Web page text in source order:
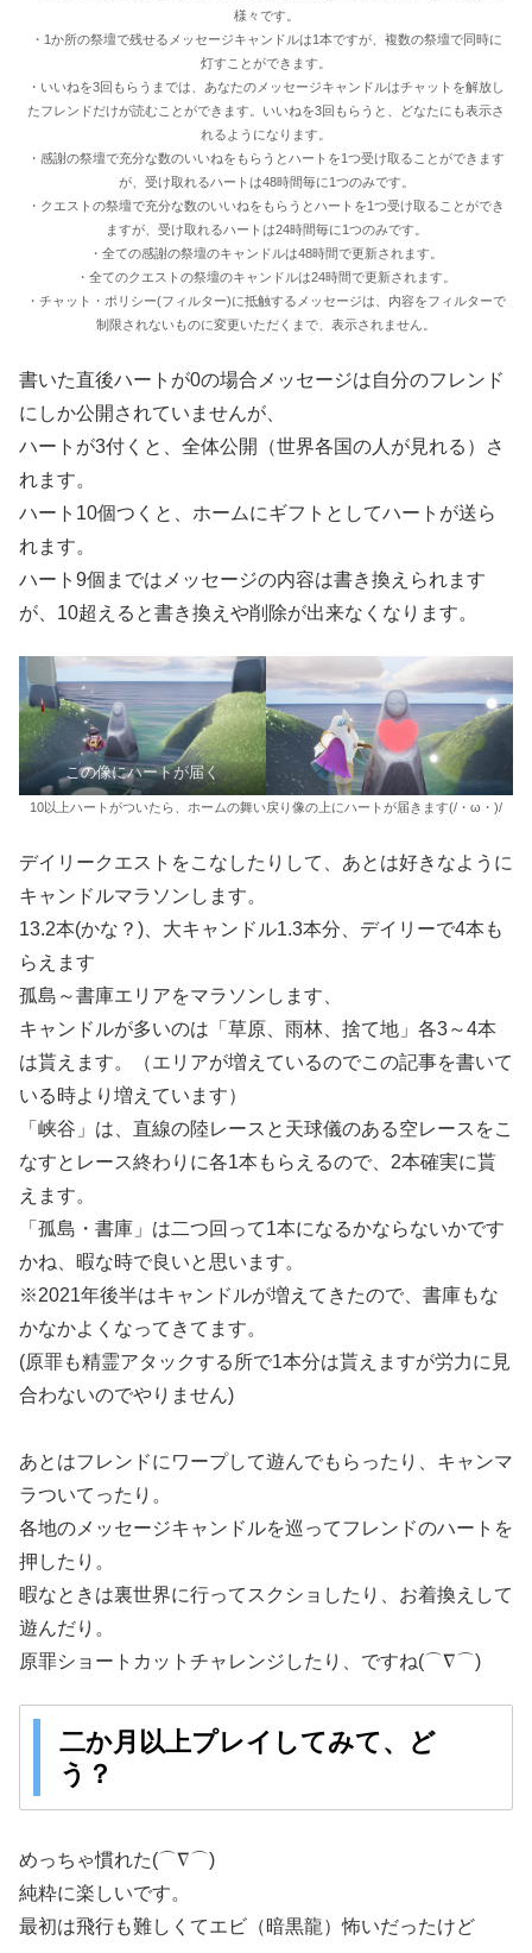
様々です。
・1か所の祭壇で残せるメッセージキャンドルは1本ですが、複数の祭壇で同時に
灯すことができます。
・いいねを3回もらうまでは、あなたのメッセージキャンドルはチャットを解放し
たフレンドだけが読むことができます。いいねを3回もらうと、どなたにも表示さ
れるようになります。
・感謝の祭壇で充分な数のいいねをもらうとハートを1つ受け取ることができます
が、受け取れるハートは48時間毎に1つのみです。
・クエストの祭壇で充分な数のいいねをもらうとハートを1つ受け取ることができ
ますが、受け取れるハートは24時間毎に1つのみです。
・全ての感謝の祭壇のキャンドルは48時間で更新されます。
・全てのクエストの祭壇のキャンドルは24時間で更新されます。
・チャット・ポリシー(フィルター)に抵触するメッセージは、内容をフィルターで
制限されないものに変更いただくまで、表示されません。
書いた直後ハートが0の場合メッセージは自分のフレンド
にしか公開されていませんが、
ハートが3付くと、全体公開（世界各国の人が見れる）さ
れます。
ハート10個つくと、ホームにギフトとしてハートが送ら
れます。
ハート9個まではメッセージの内容は書き換えられます
が、10超えると書き換えや削除が出来なくなります。
この像にハートが届く
10以上ハートがついたら、ホームの舞い戻り像の上にハートが届きます(/・ω・)/
デイリークエストをこなしたりして、あとは好きなように
キャンドルマラソンします。
13.2本(かな？)、大キャンドル1.3本分、デイリーで4本も
らえます
孤島～書庫エリアをマラソンします、
キャンドルが多いのは「草原、雨林、捨て地」各3～4本
は貰えます。（エリアが増えているのでこの記事を書いて
いる時より増えています）
「峡谷」は、直線の陸レースと天球儀のある空レースをこ
なすとレース終わりに各1本もらえるので、2本確実に貰
えます。
「孤島・書庫」は二つ回って1本になるかならないかです
かね、暇な時で良いと思います。
※2021年後半はキャンドルが増えてきたので、書庫もな
かなかよくなってきてます。
(原罪も精霊アタックする所で1本分は貰えますが労力に見
合わないのでやりません)
あとはフレンドにワープして遊んでもらったり、キャンマ
ラついてったり。
各地のメッセージキャンドルを巡ってフレンドのハートを
押したり。
暇なときは裏世界に行ってスクショしたり、お着換えして
遊んだり。
原罪ショートカットチャレンジしたり、ですね(⌒∇⌒)
二か月以上プレイしてみて、ど
う？
めっちゃ慣れた(⌒∇⌒)
純粋に楽しいです。
最初は飛行も難しくてエビ（暗黒龍）怖いだったけど